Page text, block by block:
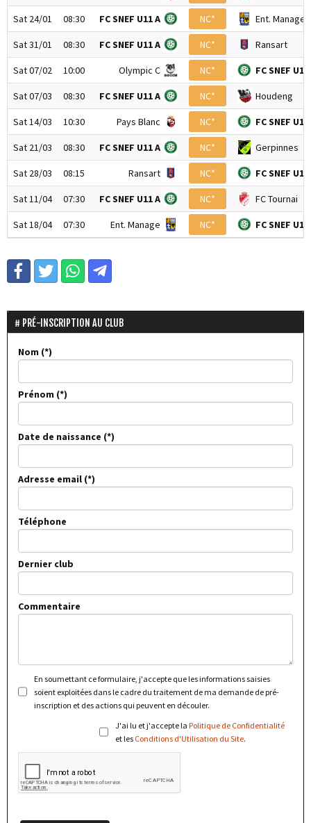
Sat 24/01 08:30 FC SNEF U11 A NC* Ent. Manage
Sat 31/01 08:30 FC SNEF U11 A NC* Ransart
Sat 07/02 10:00 Olympic C NC* FC SNEF U11
Sat 07/03 08:30 FC SNEF U11 A NC* Houdeng
Sat 14/03 10:30 Pays Blanc NC* FC SNEF U11
Sat 21/03 08:30 FC SNEF U11 A NC* Gerpinnes
Sat 28/03 08:15 Ransart NC* FC SNEF U11
Sat 11/04 07:30 FC SNEF U11 A NC* FC Tournai
Sat 18/04 07:30 Ent. Manage NC* FC SNEF U11
PRÉ-INSCRIPTION AU CLUB
Nom
Prénom
Date de naissance
Adresse email
Téléphone
Dernier club
Commentaire
En soumettant ce formulaire, j'accepte que les informations saisies
soient exploitées dans le cadre du traitement de ma demande de pré-
inscription et des actions qui peuvent en découler.
J'ai lu et j'accepte la Politique de Confidentialité
et les Conditions d'Utilisation du Site.